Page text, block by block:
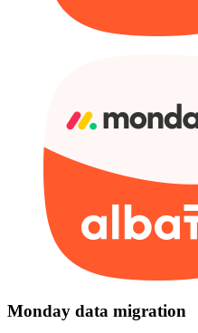
Monday data migration